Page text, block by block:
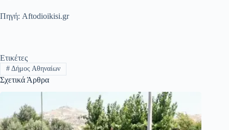
Πηγή: Aftodioikisi.gr
Ετικέτες
#Δήμος Αθηναίων
Σχετικά Άρθρα